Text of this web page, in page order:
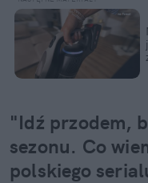
"Idź przodem,
sezonu. Co
polskiego